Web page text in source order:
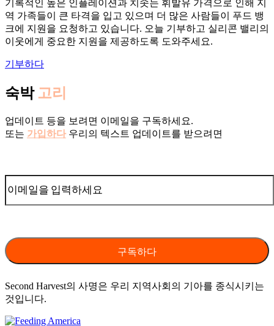
기록적인 높은 인플레이션과 치솟는 휘발유 가격으로 인해 지
역 가족들이 큰 타격을 입고 있으며 더 많은 사람들이 푸드 뱅
크에 지원을 요청하고 있습니다. 오늘 기부하고 실리콘 밸리의
이웃에게 중요한 지원을 제공하도록 도와주세요.
기부하다
숙박 고리
업데이트 등을 보려면 이메일을 구독하세요.
또는 가입하다우리의 텍스트 업데이트를 받으려면
Second Harvest의 사명은 우리 지역사회의 기아를 종식시키는
것입니다.